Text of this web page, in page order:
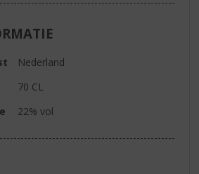
Nederland
70 CL
22% vol